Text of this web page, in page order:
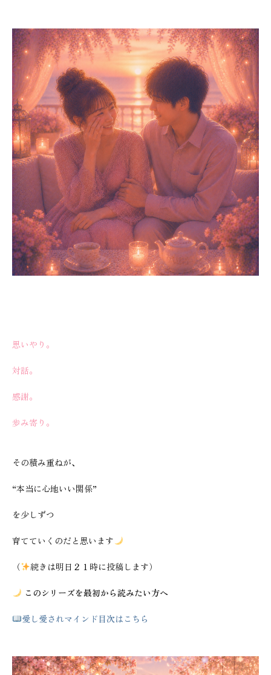
思いやり。
対話。
感謝。
歩み寄り。
その積み重ねが、
“本当に心地いい関係”
を少しずつ
育てていくのだと思います
（ 続きは明日２１時に投稿します）
このシリーズを最初から読みたい方へ
愛し愛されマインド目次はこちら